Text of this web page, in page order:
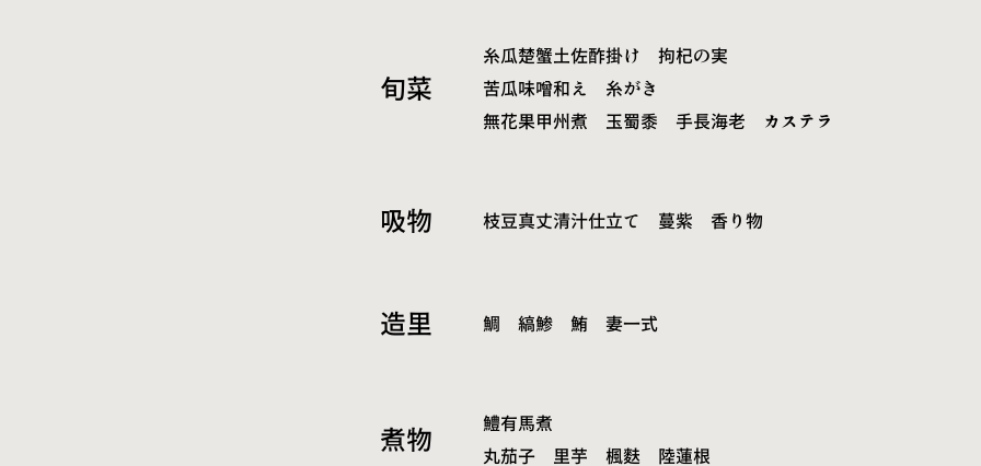
旬菜
糸瓜楚蟹土佐酢掛け 拘杞の実
苦瓜味噌和え 糸がき
無花果甲州煮 玉蜀黍 手長海老 カステラ
吸物 枝豆真丈清汁仕立て 蔓紫 香り物
造里 鯛 縞鯵 鮪 妻一式
煮物
鱧有馬煮
丸茄子 里芋 楓麩 陸蓮根